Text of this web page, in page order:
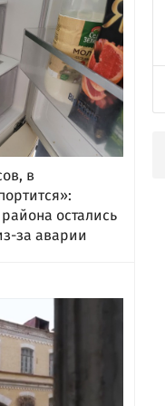
в
остались
за аварии